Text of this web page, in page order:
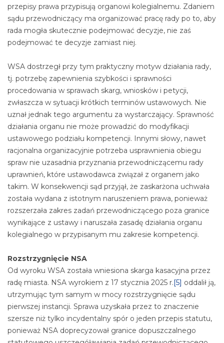
przepisy prawa przypisują organowi kolegialnemu. Zdaniem
sądu przewodniczący ma organizować pracę rady po to, aby
rada mogła skutecznie podejmować decyzje, nie zaś
podejmować te decyzje zamiast niej.
WSA dostrzegł przy tym praktyczny motyw działania rady,
tj. potrzebę zapewnienia szybkości i sprawności
procedowania w sprawach skarg, wniosków i petycji,
zwłaszcza w sytuacji krótkich terminów ustawowych. Nie
uznał jednak tego argumentu za wystarczający. Sprawność
działania organu nie może prowadzić do modyfikacji
ustawowego podziału kompetencji. Innymi słowy, nawet
racjonalna organizacyjnie potrzeba usprawnienia obiegu
spraw nie uzasadnia przyznania przewodniczącemu rady
uprawnień, które ustawodawca związał z organem jako
takim. W konsekwencji sąd przyjął, że zaskarżona uchwała
została wydana z istotnym naruszeniem prawa, ponieważ
rozszerzała zakres zadań przewodniczącego poza granice
wynikające z ustawy i naruszała zasadę działania organu
kolegialnego w przypisanym mu zakresie kompetencji.
Rozstrzygnięcie NSA
Od wyroku WSA została wniesiona skarga kasacyjna przez
radę miasta. NSA wyrokiem z 17 stycznia 2025 r.[5] oddalił ją,
utrzymując tym samym w mocy rozstrzygnięcie sądu
pierwszej instancji. Sprawa uzyskała przez to znaczenie
szersze niż tylko incydentalny spór o jeden przepis statutu,
ponieważ NSA doprecyzował granice dopuszczalnego